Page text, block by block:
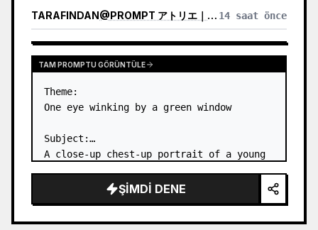
TARAFINDAN@PROMPT アトリエ｜AI画像プロンプト 14 saat önce
TAM PROMPTU GÖRÜNTÜLE
Theme:
One eye winking by a green window
Subject:
A close-up chest-up portrait of a young
leaning her cheek on one hand and
smiling with one eye closed at a wooden
ŞIMDI DENE